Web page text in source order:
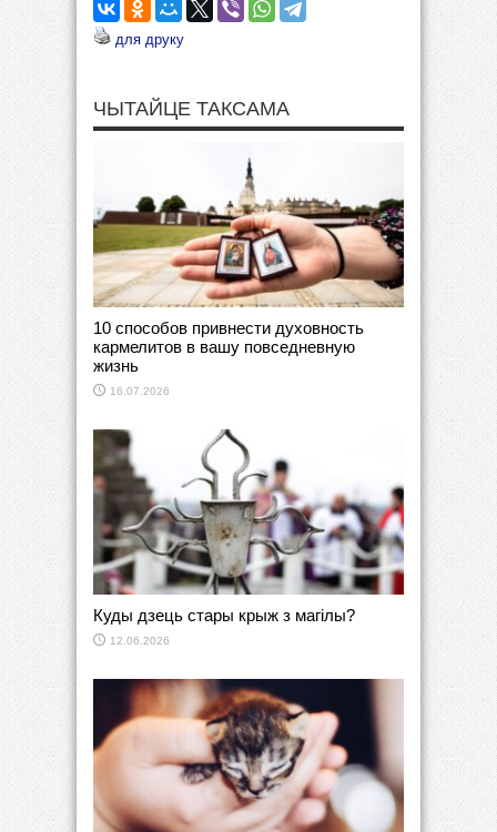
для друку
ЧЫТАЙЦЕ ТАКСАМА
10 способов привнести духовность
кармелитов в вашу повседневную
жизнь
16.07.2026
Куды дзець стары крыж з магілы?
12.06.2026